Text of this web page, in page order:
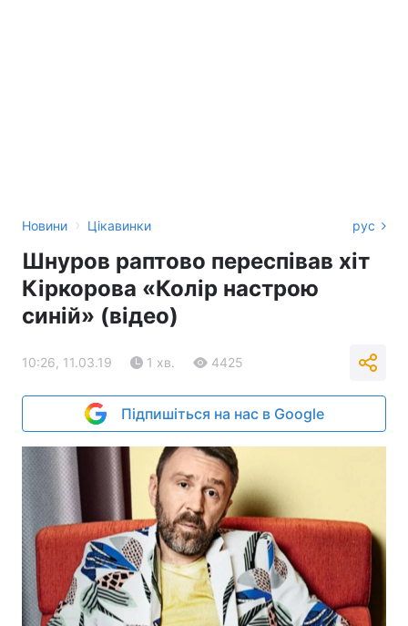
Новини › Цікавинки рус
Шнуров раптово переспівав хіт
Кіркорова «Колір настрою
синій» (відео)
10:26, 11.03.19 1 хв. 4425
Підпишіться на нас в Google